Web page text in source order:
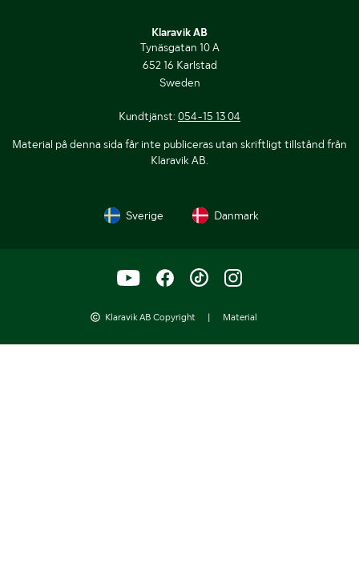
Klaravik AB
Tynäsgatan 10 A
652 16 Karlstad
Sweden
Kundtjänst: 054-15 13 04
Material på denna sida får inte publiceras utan skriftligt tillstånd från
Klaravik AB.
Sverige Danmark
Klaravik AB Copyright | Material